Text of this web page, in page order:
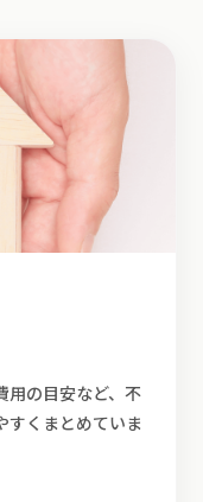
用の目安など、不
すくまとめていま